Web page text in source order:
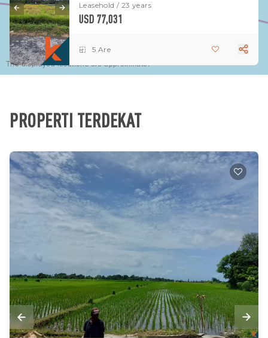
The displayed locations are approximate.
Leasehold / 23 years
USD 77,031
5 Are
PROPERTI TERDEKAT